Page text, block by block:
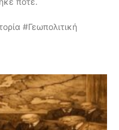
#Γεωπολιτική